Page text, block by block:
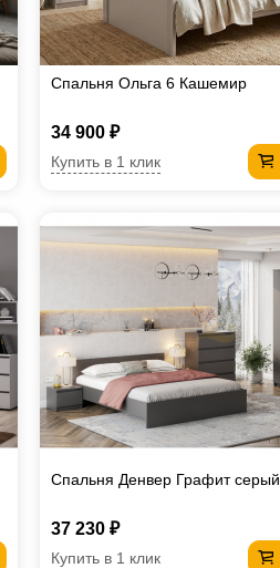
Спальня Ольга 6 Кашемир
34 900 ₽
Купить в 1 клик
Спальня Денвер Графит серый
37 230 ₽
Купить в 1 клик